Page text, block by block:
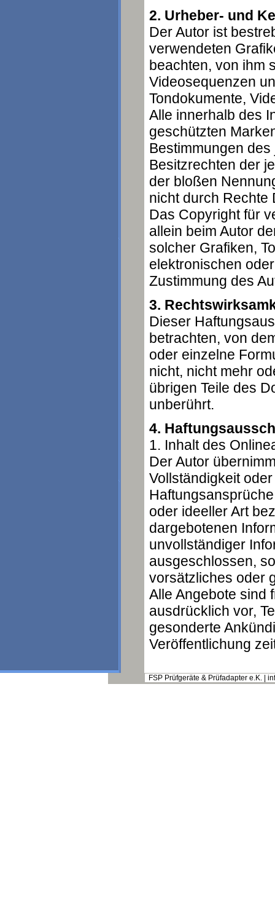
2. Urheber- und
Der Autor ist
verwendeten
beachten, von ihm
Videosequenzen
Tondokumente,
Alle innerhalb des
geschützten
Bestimmungen
Besitzrechten der
der bloßen
nicht durch Rechte
Das Copyright für
allein beim Autor
solcher Grafiken,
elektronischen
Zustimmung des
3.
Dieser
betrachten, von
oder einzelne
nicht, nicht mehr
übrigen Teile des
unberührt.
4.
1. Inhalt des
Der Autor
Vollständigkeit
oder ideeller Art
dargebotenen
unvollständiger
ausgeschlossen,
vorsätzliches oder
Alle Angebote sind
ausdrücklich vor,
gesonderte
Veröffentlichung
FSP Prüfgeräte & Prüfadapter e.K. |